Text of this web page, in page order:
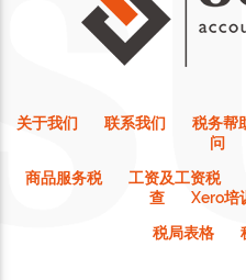
关于我们 联系我们 税务帮
问
商品服务税
工资及工资税
查
Xero培
税局表格